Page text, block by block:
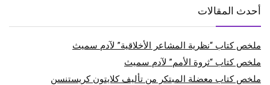
أحدث المقالات
ملخص كتاب “نظرية المشاعر الأخلاقية” لآدم سميث
ملخص كتاب “ثروة الأمم” لآدم سميث
ملخص كتاب معضلة المبتكر من تأليف كلايتون كريستنسن